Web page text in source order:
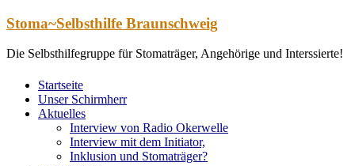
Zum
springen
Stoma~Selbsthilfe Braunschweig
Die Selbsthilfegruppe für Stomaträger, Angehörige und Interssierte!
Startseite
Unser Schirmherr
Aktuelles
Interview von Radio Okerwelle
Interview mit dem Initiator,
Inklusion und Stomaträger?